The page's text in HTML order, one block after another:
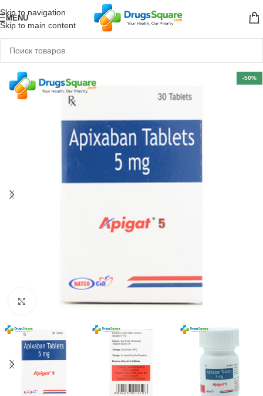
Skip to navigation
Skip to main content
MENU
-50%
Click to enlarge